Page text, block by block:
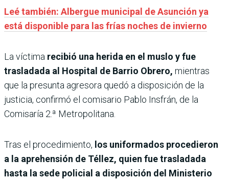
Leé también: Albergue municipal de Asunción ya
está disponible para las frías noches de invierno
La víctima recibió una herida en el muslo y fue
trasladada al Hospital de Barrio Obrero, mientras
que la presunta agresora quedó a disposición de la
justicia, confirmó el comisario Pablo Insfrán, de la
Comisaría 2.ª Metropolitana.
Tras el procedimiento, los uniformados procedieron
a la aprehensión de Téllez, quien fue trasladada
hasta la sede policial a disposición del Ministerio